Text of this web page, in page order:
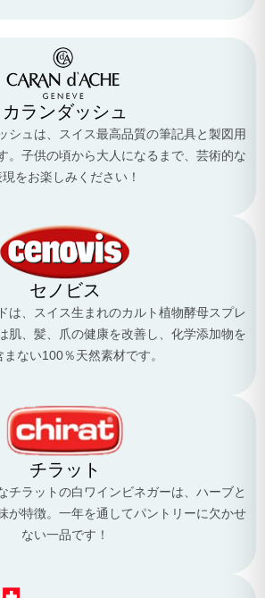
カランダッシュ
シュは、スイス最高品質の筆記具と製図用
。子供の頃から大人になるまで、芸術的な
をお楽しみください！
セノビス
は、スイス生まれのカルト植物酵母スプレ
肌、髪、爪の健康を改善し、化学添加物を
まない100％天然素材です。
チラット
チラットの白ワインビネガーは、ハーブと
が特徴。一年を通してパントリーに欠かせ
ない一品です！